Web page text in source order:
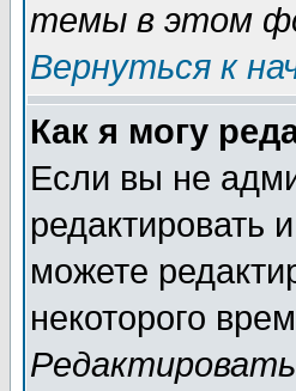
темы в этом
Вернуться к
Как я могу
Если вы не
редактировать
можете
некоторого
Редактировать